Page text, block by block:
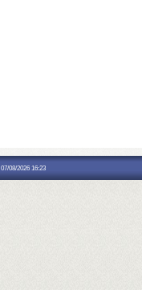
07/08/2026 16:23